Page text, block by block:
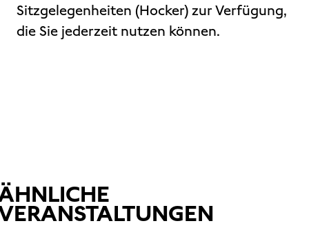
Sitzgelegenheiten (Hocker) zur Verfügung,
die Sie jederzeit nutzen können.